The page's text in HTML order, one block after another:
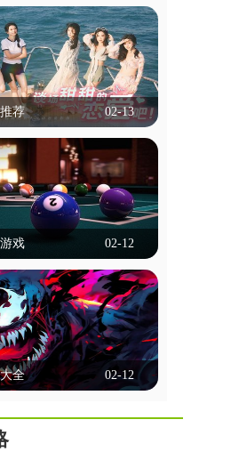
玩游戏推荐
玩,可以推荐吗？本专题
个困扰，专题里的游戏有
等等，都是不需要实名认
学生用户带来了便捷！
立即查看
荐
02-13
互动游戏推荐
一种以叙事为核心的游戏
选择影响故事走向和结
通常以丰富的剧情和角色发
的每个决定都可能改变情
同的结局。游戏通过对话
事线和情感冲突。画面精
强调沉浸感。玩家不仅能
还能通过不同选择探索多
复杂的人性和道德困境。
为各位带来几款好玩的剧
一起来看看吧！
立即查看
戏
02-12
机的台球游戏
戏允许玩家通过网络与朋
时对战，这些游戏通常提
人模式和在线比赛，玩家
统或邀请好友进行对战。
理效果和多种游戏模式著
功能，方便玩家交流，部
和成就系统，增加竞技性
锚点网小编为大家带来多
立即查看
全
02-12
汇聚了众多热门精彩的毒